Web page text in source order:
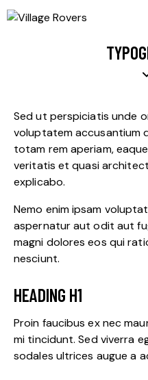
Sed ut perspiciatis unde
voluptatem accusantium
totam rem aperiam,
veritatis et quasi
explicabo.
Nemo enim ipsam
aspernatur aut odit aut
magni dolores eos qui
nesciunt.
HEADING H1
Proin faucibus ex nec
mi tincidunt. Sed viverra
sodales ultrices augue a